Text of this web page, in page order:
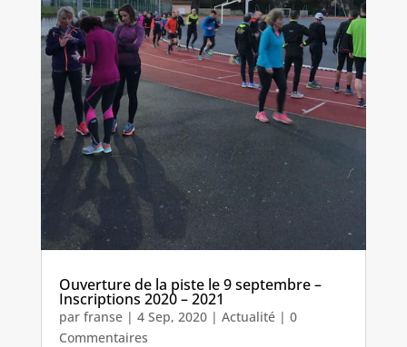
Ouverture de la piste le 9 septembre –
Inscriptions 2020 – 2021
par franse| 4 Sep, 2020| Actualité| 0
Commentaires